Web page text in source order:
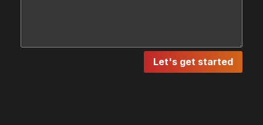
Let's get started